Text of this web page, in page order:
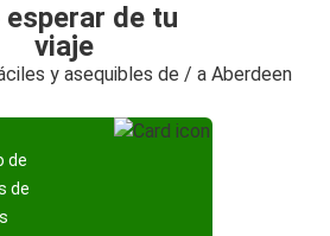
esperar de tu
viaje
y asequibles de / a Aberdeen
de
de